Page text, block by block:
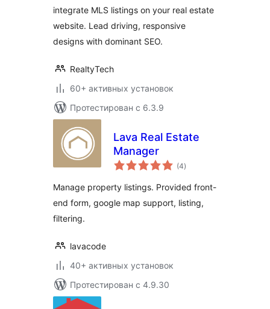
integrate MLS listings on your real estate
website. Lead driving, responsive
designs with dominant SEO.
RealtyTech
60+ активных установок
Протестирован с 6.3.9
Lava Real Estate
Manager
(4общий
рейтинг
)
Manage property listings. Provided front-
end form, google map support, listing,
filtering.
lavacode
40+ активных установок
Протестирован с 4.9.30